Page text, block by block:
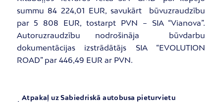
summu 84 224,01 EUR, savukārt būvuzraudzību
par 5 808 EUR, tostarpt PVN – SIA “Vianova”.
Autoruzraudzību nodrošināja būvdarbu
dokumentācijas izstrādātājs SIA “EVOLUTION
ROAD” par 446,49 EUR ar PVN.
Atpakaļ uz Sabiedriskā autobusa pieturvietu